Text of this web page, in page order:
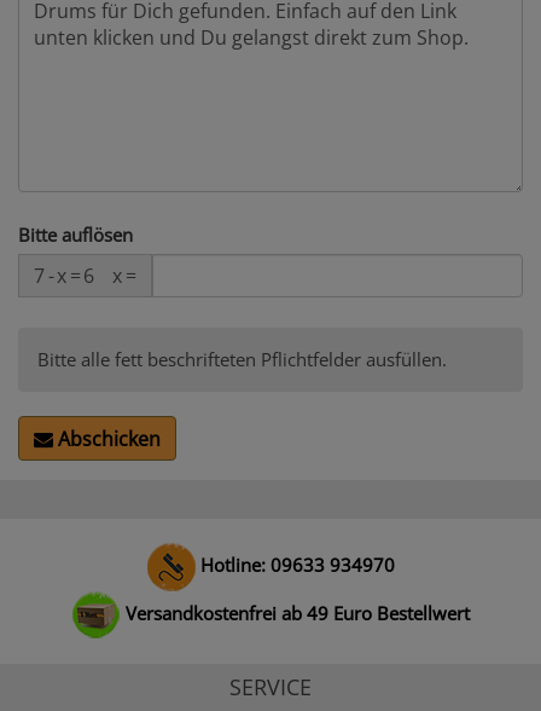
Bitte auflösen
7-x=6 x=
Bitte alle fett beschrifteten Pflichtfelder ausfüllen.
Abschicken
Hotline: 09633 934970
Versandkostenfrei ab 49 Euro Bestellwert
SERVICE